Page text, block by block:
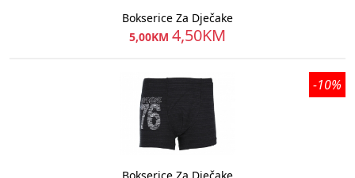
Bokserice Za Dječake
5,00KM 4,50KM
-10%